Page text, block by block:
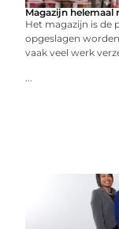
Magazijn helemaal
Het magazijn is de
opgeslagen
vaak veel werk
...